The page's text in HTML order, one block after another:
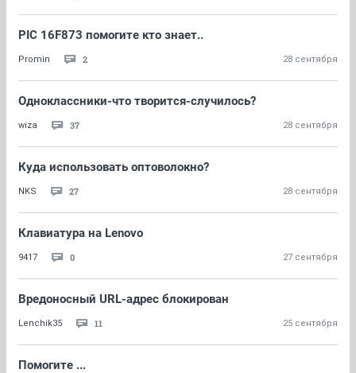
PIC 16F873 помогите кто знает..
Promin 2 28 сентября
Одноклассники-что творится-случилось?
wiza 37 28 сентября
Куда использовать оптоволокно?
NKS 27 28 сентября
Клавиатура на Lenovo
9417 0 27 сентября
Вредоносный URL-адрес блокирован
Lenchik35 11 25 сентября
Помогите ...